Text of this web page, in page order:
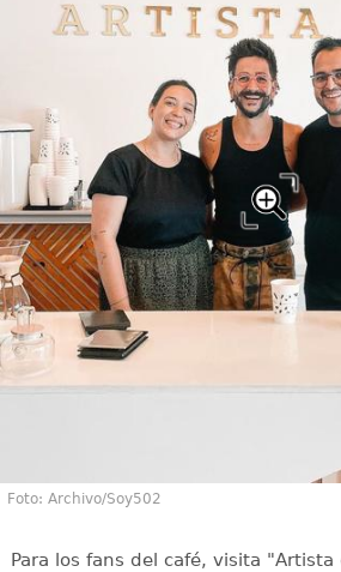
Foto: Archivo/Soy502
Para los fans del café, visita